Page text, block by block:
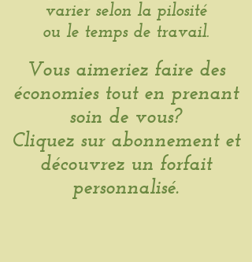
varier selon la pilosité
ou le temps de travail.
Vous aimeriez faire des
économies tout en prenant
soin de vous?
Cliquez sur abonnement et
découvrez un forfait
personnalisé.